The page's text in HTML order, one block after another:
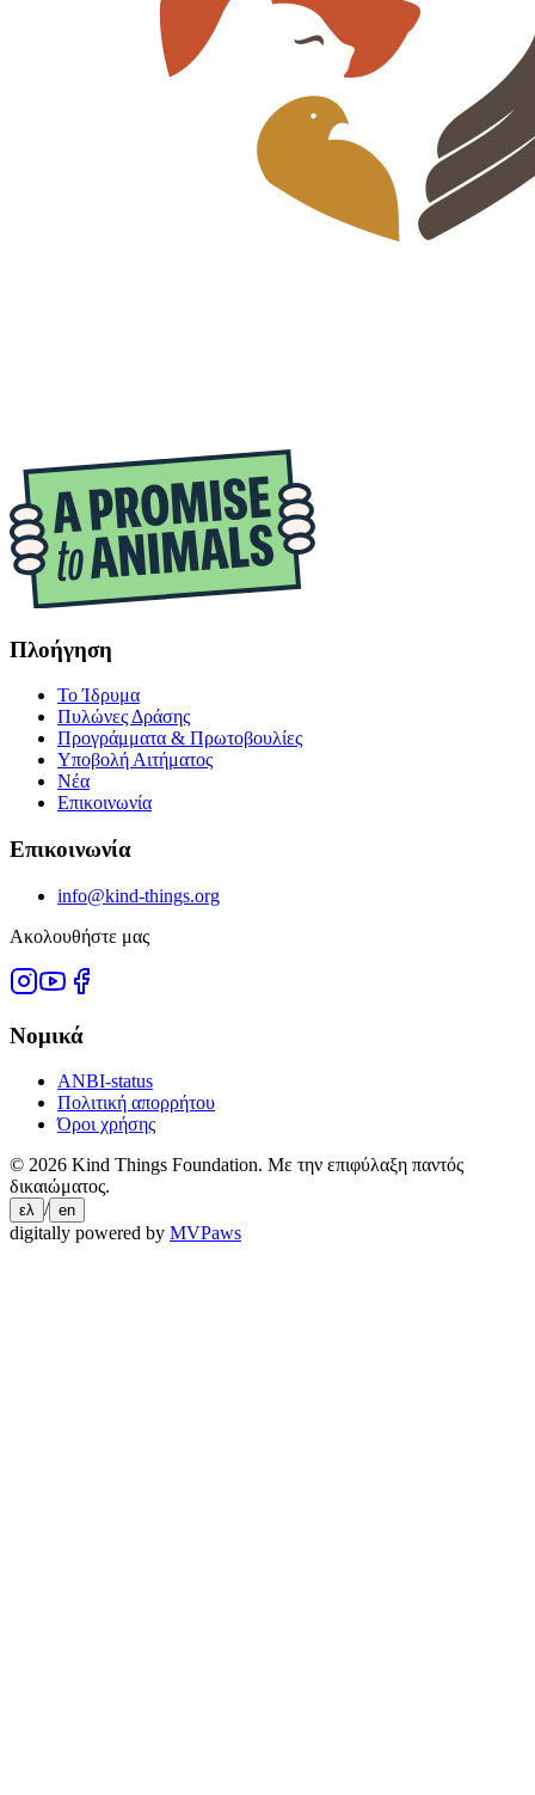
Πλοήγηση
Το Ίδρυμα
Πυλώνες Δράσης
Προγράμματα & Πρωτοβουλίες
Υποβολή Αιτήματος
Νέα
Επικοινωνία
Επικοινωνία
info@kind-things.org
Ακολουθήστε μας
Νομικά
ANBI-status
Πολιτική απορρήτου
Όροι χρήσης
© 2026 Kind Things Foundation. Με την επιφύλαξη παντός
δικαιώματος.
ελ / en
digitally powered by MVPaws